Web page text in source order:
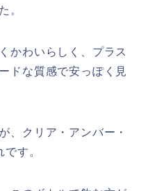
。
かわいらしく、プラス
ドな質感で安っぽく見
、クリア・アンバー・
す。